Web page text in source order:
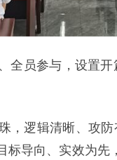
全员参与，设置
，逻辑清晰、攻
导向、实效为先